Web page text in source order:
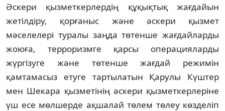
Әскери қызметкерлердің құқықтық жағдайын
жетілдіру, қорғаныс және әскери қызмет
мәселелері туралы заңда төтенше жағдайларды
жоюға, терроризмге қарсы операцияларды
жүргізуге және төтенше жағдай режимін
қамтамасыз етуге тартылатын Қарулы Күштер
мен Шекара қызметінің әскери қызметкерлеріне
үш есе мөлшерде ақшалай төлем төлеу көзделіп